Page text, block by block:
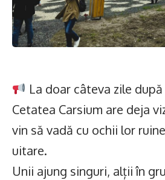
La doar câteva zile
Cetatea Carsium are deja
vin să vadă cu ochii lor
uitare.
Unii ajung singuri, alții în